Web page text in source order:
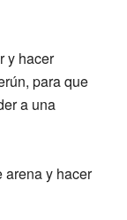
y hacer
para que
a una
arena y hacer